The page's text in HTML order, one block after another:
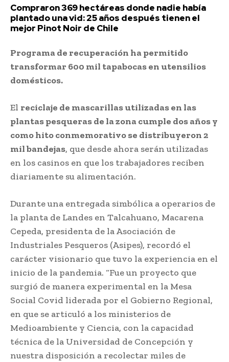
Compraron 369 hectáreas donde nadie había
plantado una vid: 25 años después tienen el
mejor Pinot Noir de Chile
Programa de recuperación ha permitido
transformar 600 mil tapabocas en utensilios
domésticos.
El reciclaje de mascarillas utilizadas en las
plantas pesqueras de la zona cumple dos años y
como hito conmemorativo se distribuyeron 2
mil bandejas, que desde ahora serán utilizadas
en los casinos en que los trabajadores reciben
diariamente su alimentación.
Durante una entregada simbólica a operarios de
la planta de Landes en Talcahuano, Macarena
Cepeda, presidenta de la Asociación de
Industriales Pesqueros (Asipes), recordó el
carácter visionario que tuvo la experiencia en el
inicio de la pandemia. “Fue un proyecto que
surgió de manera experimental en la Mesa
Social Covid liderada por el Gobierno Regional,
en que se articuló a los ministerios de
Medioambiente y Ciencia, con la capacidad
técnica de la Universidad de Concepción y
nuestra disposición a recolectar miles de